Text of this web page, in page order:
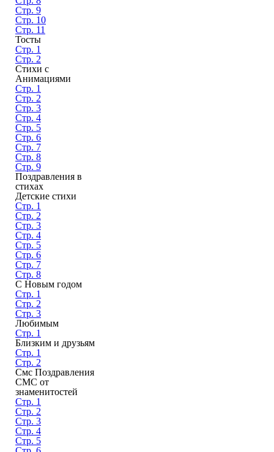
Стр. 9
Стр. 10
Стр. 11
Тосты
Стр. 1
Стр. 2
Стихи с
Анимациями
Стр. 1
Стр. 2
Стр. 3
Стр. 4
Стр. 5
Стр. 6
Стр. 7
Стр. 8
Стр. 9
Поздравления в
стихах
Детские стихи
Стр. 1
Стр. 2
Стр. 3
Стр. 4
Стр. 5
Стр. 6
Стр. 7
Стр. 8
С Новым годом
Стр. 1
Стр. 2
Стр. 3
Любимым
Стр. 1
Близким и друзьям
Стр. 1
Стр. 2
Смс Поздравления
СМС от
знаменитостей
Стр. 1
Стр. 2
Стр. 3
Стр. 4
Стр. 5